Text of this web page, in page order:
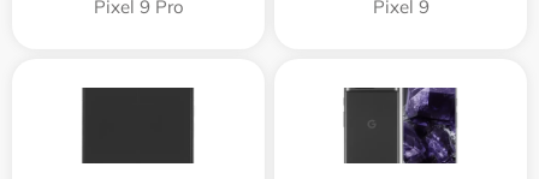
Pixel 9 Pro
Pixel 9